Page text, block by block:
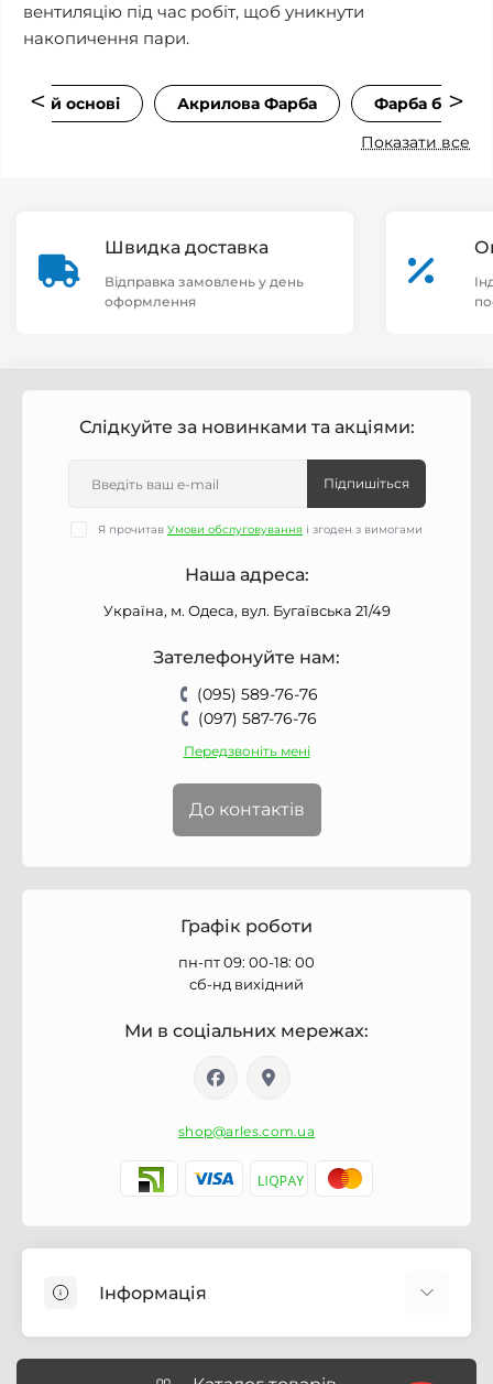
вентиляцію під час робіт, щоб уникнути
накопичення пари.
основі Акрилова Фарба
Фарба без
Показати все
Швидка доставка
Відправка замовлень у день
оформлення
Слідкуйте за новинками та акціями:
Підпишіться
Я прочитав Умови обслуговування і згоден з вимогами
Наша адреса:
Україна, м. Одеса, вул. Бугаївська 21/49
Зателефонуйте нам:
(095) 589-76-76
(097) 587-76-76
Передзвоніть мені
До контактів
Графік роботи
пн-пт 09: 00-18: 00
сб-нд вихідний
Ми в соціальних мережах:
shop@arles.com.ua
Інформація